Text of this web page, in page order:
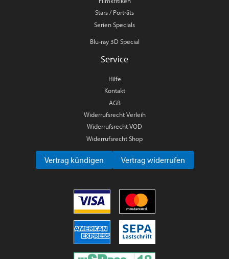
Stars / Porträts
Serien Specials
Blu-ray 3D Special
Service
Hilfe
Kontakt
AGB
Widerrufsrecht Verleih
Widerrufsrecht VOD
Widerrufsrecht Shop
Vertrag kündigen Vertrag widerrufen